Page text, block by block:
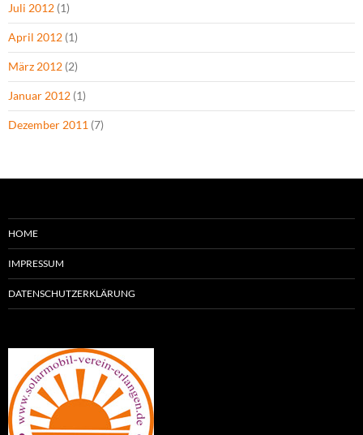
Juli 2012 (1)
April 2012 (1)
März 2012 (2)
Januar 2012 (1)
Dezember 2011 (7)
HOME
IMPRESSUM
DATENSCHUTZERKLÄRUNG